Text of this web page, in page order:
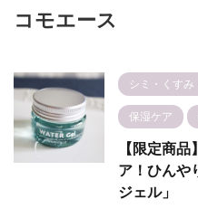
コモエース
シミ・くすみ
保湿ケア
【限定商
ア！ひん
ジェル」